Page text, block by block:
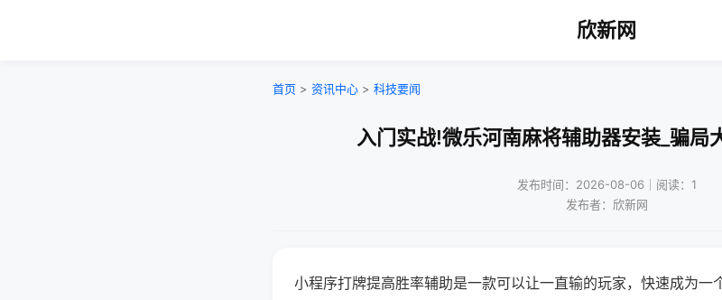
欣新网
首页 > 资讯中心 > 科技要闻
入门实战!微乐河南麻将辅助器安装_骗局
发布时间：2026-08-06｜阅读：1
发布者：欣新网
小程序打牌提高胜率辅助是一款可以让一直输的玩家，快速成为一